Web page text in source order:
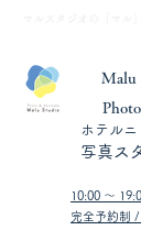
Malu
10:00 〜
完全予約制
ホテル
写真ス